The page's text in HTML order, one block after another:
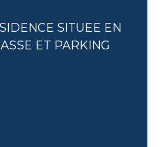
SITUEE EN
ET PARKING